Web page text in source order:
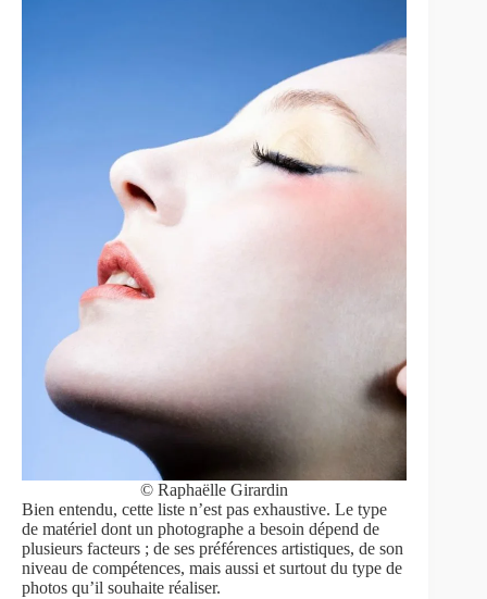
© Raphaëlle Girardin
Bien entendu, cette liste n’est pas exhaustive. Le type
de matériel dont un photographe a besoin dépend de
plusieurs facteurs ; de ses préférences artistiques, de son
niveau de compétences, mais aussi et surtout du type de
photos qu’il souhaite réaliser.